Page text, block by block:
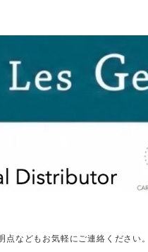
点などもお気軽にご連絡ください